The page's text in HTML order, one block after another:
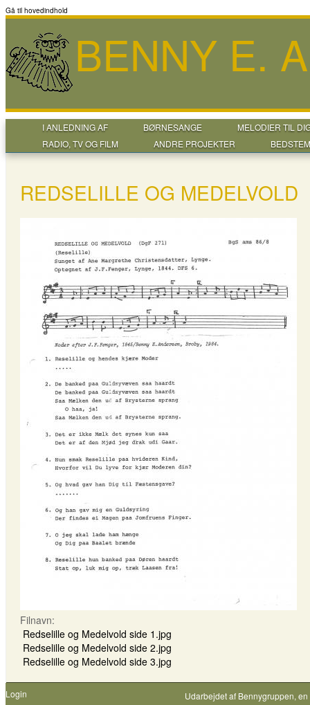
Gå til hovedindhold
BENNY E.
I ANLEDNING AF BØRNESANGE
MELODIER TIL
RADIO, TV OG FILM
ANDRE PROJEKTER
REDSELILLE OG MEDELVOLD
Filnavn:
Redselille og Medelvold side 1.jpg
Redselille og Medelvold side 2.jpg
Redselille og Medelvold side 3.jpg
Login Udarbejdet af Bennygruppen,